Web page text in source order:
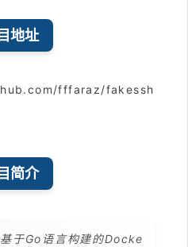
地址
fffaraz/fakessh
简介
于Go语言构建的Docke